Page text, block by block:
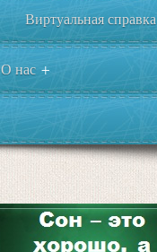
Виртуальная справка
О нас +